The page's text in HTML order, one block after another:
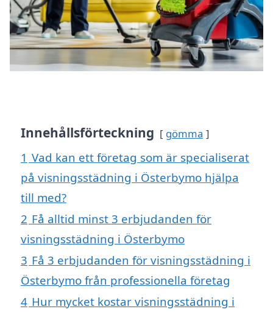
Innehållsförteckning gömma
1 Vad kan ett företag som är specialiserat
på visningsstädning i Österbymo hjälpa
till med?
2 Få alltid minst 3 erbjudanden för
visningsstädning i Österbymo
3 Få 3 erbjudanden för visningsstädning i
Österbymo från professionella företag
4 Hur mycket kostar visningsstädning i